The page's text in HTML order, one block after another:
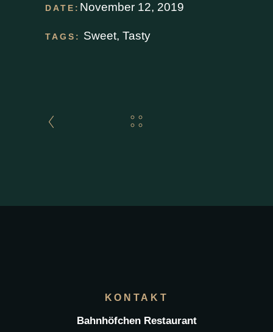
DATE: November 12, 2019
TAGS: Sweet,Tasty
KONTAKT
Bahnhöfchen Restaurant